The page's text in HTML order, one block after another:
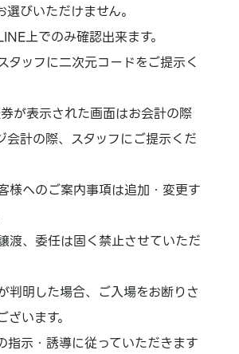
びいただけません。
上でのみ確認出来ます。
タッフに二次元コードをご提示く
が表示された画面はお会計の際
会計の際、スタッフにご提示くだ
様へのご案内事項は追加・変更す
渡、委任は固く禁止させていただ
判明した場合、ご入場をお断りさ
います。
指示・誘導に従っていただきます